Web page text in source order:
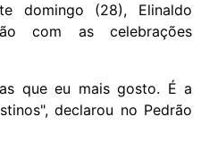
domingo (28), Elinaldo
com as celebrações
que eu mais gosto. É a
declarou no Pedrão